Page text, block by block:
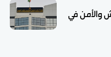
والأمن في